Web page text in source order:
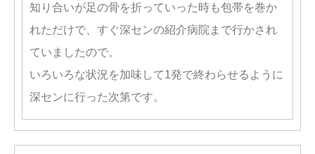
知り合いが足の骨を折っていった時も包帯を巻か
れただけで、すぐ深センの紹介病院まで行かされ
ていましたので。
いろいろな状況を加味して1発で終わらせるように
深センに行った次第です。